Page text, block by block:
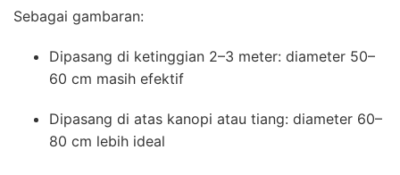
Sebagai gambaran:
Dipasang di ketinggian 2–3 meter: diameter 50–
60 cm masih efektif
Dipasang di atas kanopi atau tiang: diameter 60–
80 cm lebih ideal